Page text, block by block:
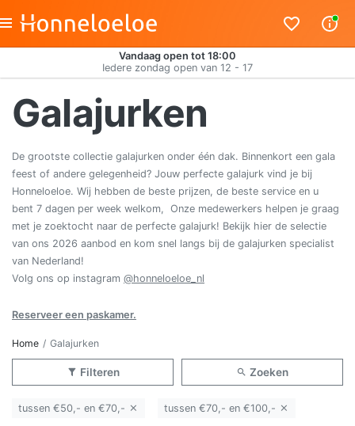
Vandaag open tot 18:00
Iedere zondag open van 12 - 17
Galajurken
De grootste collectie galajurken onder één dak. Binnenkort een gala
feest of andere gelegenheid? Jouw perfecte galajurk vind je bij
Honneloeloe. Wij hebben de beste prijzen, de beste service en u
bent 7 dagen per week welkom, Onze medewerkers helpen je graag
met je zoektocht naar de perfecte galajurk! Bekijk hier de selectie
van ons 2026 aanbod en kom snel langs bij de galajurken specialist
van Nederland!
Volg ons op instagram @honneloeloe_nl
Reserveer een paskamer.
Home Galajurken
Filteren Zoeken
tussen €50,- en €70,- tussen €70,- en €100,-